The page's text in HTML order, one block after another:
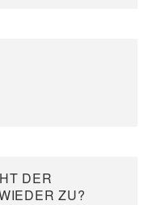
DER
ZU?